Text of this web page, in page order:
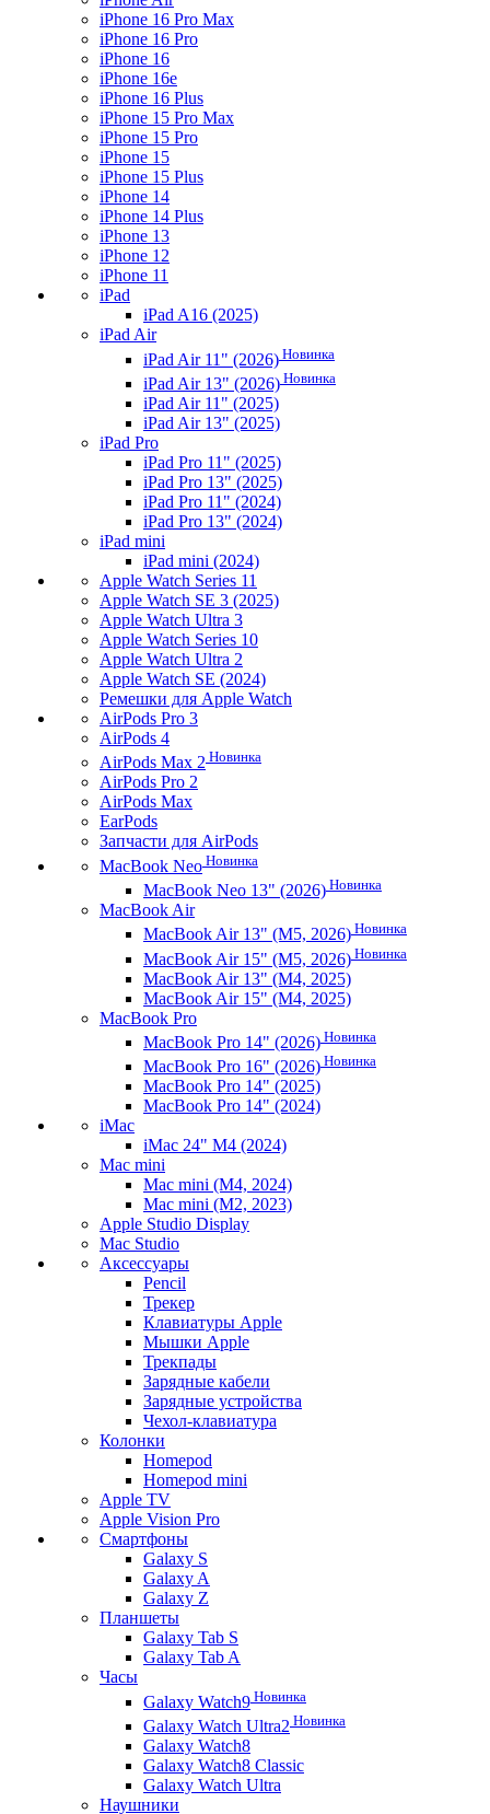
iPhone 16 Pro Max
iPhone 16 Pro
iPhone 16
iPhone 16e
iPhone 16 Plus
iPhone 15 Pro Max
iPhone 15 Pro
iPhone 15
iPhone 15 Plus
iPhone 14
iPhone 14 Plus
iPhone 13
iPhone 12
iPhone 11
iPad
iPad A16 (2025)
iPad Air
iPad Air 11" (2026) Новинка
iPad Air 13" (2026) Новинка
iPad Air 11" (2025)
iPad Air 13" (2025)
iPad Pro
iPad Pro 11" (2025)
iPad Pro 13" (2025)
iPad Pro 11" (2024)
iPad Pro 13" (2024)
iPad mini
iPad mini (2024)
Apple Watch Series 11
Apple Watch SE 3 (2025)
Apple Watch Ultra 3
Apple Watch Series 10
Apple Watch Ultra 2
Apple Watch SE (2024)
Ремешки для Apple Watch
AirPods Pro 3
AirPods 4
AirPods Max 2 Новинка
AirPods Pro 2
AirPods Max
EarPods
Запчасти для AirPods
MacBook Neo Новинка
MacBook Neo 13" (2026) Новинка
MacBook Air
MacBook Air 13" (M5, 2026) Новинка
MacBook Air 15" (M5, 2026) Новинка
MacBook Air 13" (M4, 2025)
MacBook Air 15" (M4, 2025)
MacBook Pro
MacBook Pro 14" (2026) Новинка
MacBook Pro 16" (2026) Новинка
MacBook Pro 14" (2025)
MacBook Pro 14" (2024)
iMac
iMac 24" M4 (2024)
Mac mini
Mac mini (M4, 2024)
Mac mini (M2, 2023)
Apple Studio Display
Mac Studio
Аксессуары
Pencil
Трекер
Клавиатуры Apple
Мышки Apple
Трекпады
Зарядные кабели
Зарядные устройства
Чехол-клавиатура
Колонки
Homepod
Homepod mini
Apple TV
Apple Vision Pro
Смартфоны
Galaxy S
Galaxy A
Galaxy Z
Планшеты
Galaxy Tab S
Galaxy Tab A
Часы
Galaxy Watch9 Новинка
Galaxy Watch Ultra2 Новинка
Galaxy Watch8
Galaxy Watch8 Classic
Galaxy Watch Ultra
Наушники